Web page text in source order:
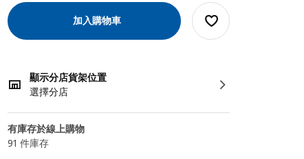
加入購物車
顯示分店貨架位置
選擇分店
有庫存於線上購物
91 件庫存